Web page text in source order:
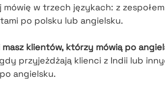
mówię w trzech językach: z
po polsku lub angielsku.
masz klientów, którzy mówią po
przyjeżdżają klienci z Indii lub
angielsku.